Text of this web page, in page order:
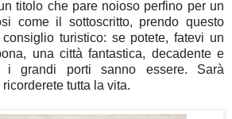
titolo che pare noioso perfino per un
come il sottoscritto, prendo questo
turistico: se potete, fatevi un
una città fantastica, decadente e
i grandi porti sanno essere. Sarà
tutta la vita.